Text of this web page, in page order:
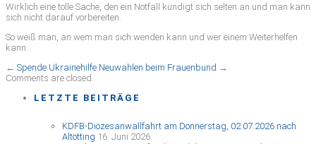
Wirklich eine tolle Sache, den ein Notfall kündigt sich selten an und man kann
sich nicht darauf vorbereiten.
So weiß man, an wem man sich wenden kann und wer einem Weiterhelfen
kann.
← Spende Ukrainehilfe Neuwahlen beim Frauenbund →
Comments are closed.
LETZTE BEITRÄGE
KDFB-Diözesanwallfahrt am Donnerstag, 02.07.2026 nach
Altötting 16. Juni 2026